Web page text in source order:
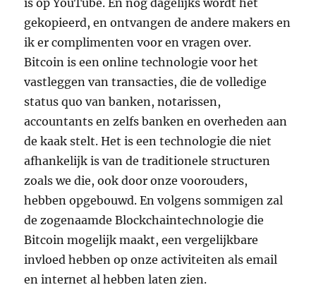
is op YouTube. En nog dagelijks wordt het
gekopieerd, en ontvangen de andere makers en
ik er complimenten voor en vragen over.
Bitcoin is een online technologie voor het
vastleggen van transacties, die de volledige
status quo van banken, notarissen,
accountants en zelfs banken en overheden aan
de kaak stelt. Het is een technologie die niet
afhankelijk is van de traditionele structuren
zoals we die, ook door onze voorouders,
hebben opgebouwd. En volgens sommigen zal
de zogenaamde Blockchaintechnologie die
Bitcoin mogelijk maakt, een vergelijkbare
invloed hebben op onze activiteiten als email
en internet al hebben laten zien.